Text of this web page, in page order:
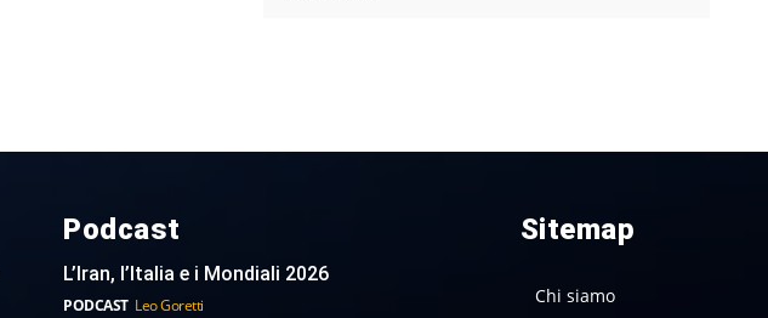
Podcast
L’Iran, l’Italia e i Mondiali 2026
PODCAST Leo Goretti
Sitemap
Chi siamo